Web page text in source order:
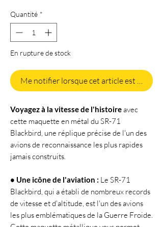
Quantité *
En rupture de stock
Me notifier lorsque cet article est
Voyagez à la vitesse de l'histoireavec
cette maquette en métal du SR-71
Blackbird, une réplique précise de l'un des
avions de reconnaissance les plus rapides
jamais construits.
• Une icône de l'aviation : Le SR-71
Blackbird, qui a établi de nombreux records
de vitesse et d'altitude, est l'un des avions
les plus emblématiques de la Guerre Froide.